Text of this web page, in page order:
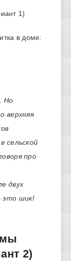
1)
в доме:
Но
верхняя
сельской
про
двух
это шик!
2)